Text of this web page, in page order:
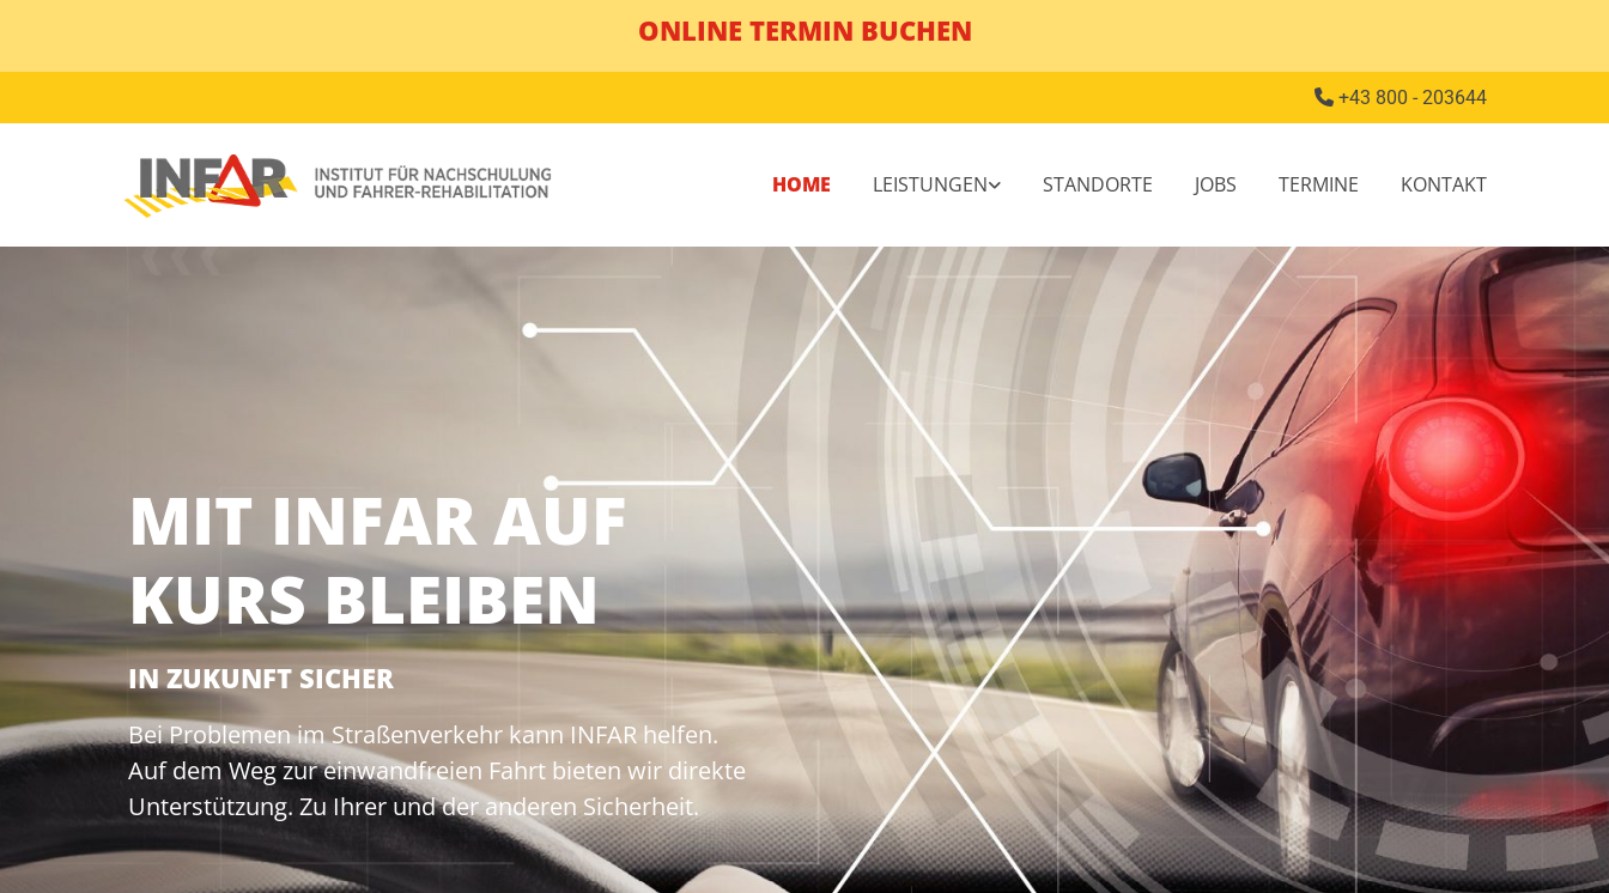
ONLINE TERMIN BUCHEN
 +43 800 - 203644
HOME LEISTUNGEN STANDORTE JOBS TERMINE KONTAKT
MIT INFAR AUF
KURS BLEIBEN
IN ZUKUNFT SICHER
Bei Problemen im Straßenverkehr kann INFAR helfen.
Auf dem Weg zur einwandfreien Fahrt bieten wir direkte
Unterstützung. Zu Ihrer und der anderen Sicherheit.